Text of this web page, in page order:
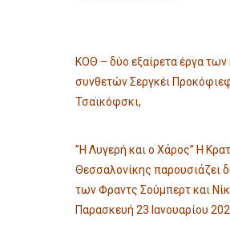
ΚΟΘ – δύο εξαίρετα έργα
συνθετών Σεργκέι Προκόφιεφ
Τσαϊκόφσκι,
”Η Λυγερή και ο Χάρος” Η
Θεσσαλονίκης παρουσιάζει
των Φραντς Σούμπερτ και
Παρασκευή 23 Ιανουαρίου